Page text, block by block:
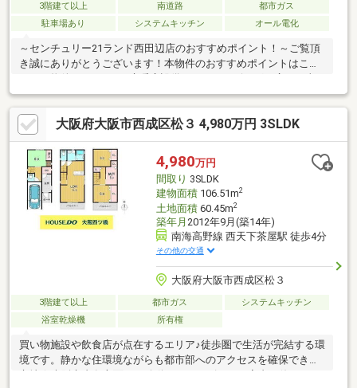
3階建て以上 南道路
都市ガス
駐車場あり
システムキッチン オール電化
～センチュリー21ランド西田辺店のおすすめポイント！～ご覧頂
き誠にありがとうございます！本物件のおすすめポイントはこち
たり良好です■室内の家具も新しく、ご希望があればサービス品
としてお渡し可能ですお気軽にお問い合わせください！＜センチ
ュリー21ランドについて＞●センチュリー21ランド西田辺店
は・・・ お客様のニーズに寄り添い、大切なお住まいのご購入
に最後まで伴走いたします！●リフォームのご相談も承っており
ます。●不動産に関するお悩み等、なんでもお気軽にご相談くだ
さいませ！
大阪府大阪市西成区松３ 4,980万円 3SLDK
4,980万円
間取り 3SLDK
建物面積106.51m2
土地面積60.45m2
築年月 2012年9月(築14年)
南海高野線 西天下茶屋駅 徒歩4分
その他の交通
大阪府大阪市西成区松３
3階建て以上 都市ガス
システムキッチン
浴室乾燥機
所有権
買い物施設や飲食店が点在するエリア♪徒歩圏で生活が完結する環
境です。静かな住環境ながらも都市部へのアクセスを確保できる